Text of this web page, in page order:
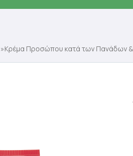
»Κρέμα Προσώπου κατά των Πανάδων &